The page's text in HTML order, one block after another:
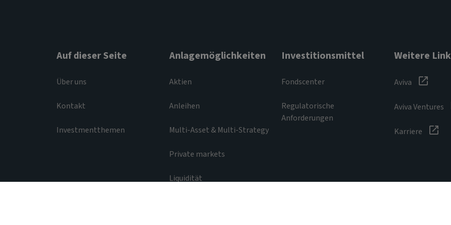
Auf dieser Seite
Über uns
Kontakt
Investmentthemen
Anlagemöglichkeiten
Aktien
Anleihen
Multi-Asset & Multi-Strategy
Private markets
Liquidität
Investitionsmittel
Fondscenter
Regulatorische
Anforderungen
Weitere
Aviva
Aviva Ventures
Karriere